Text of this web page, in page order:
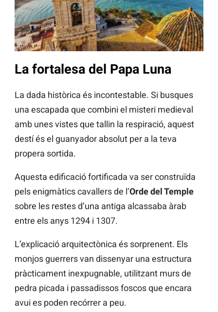
La fortalesa del Papa Luna
La dada històrica és incontestable. Si busques
una escapada que combini el misteri medieval
amb unes vistes que tallin la respiració, aquest
destí és el guanyador absolut per a la teva
propera sortida.
Aquesta edificació fortificada va ser construïda
pels enigmàtics cavallers de l’Orde del Temple
sobre les restes d’una antiga alcassaba àrab
entre els anys 1294 i 1307.
L’explicació arquitectònica és sorprenent. Els
monjos guerrers van dissenyar una estructura
pràcticament inexpugnable, utilitzant murs de
pedra picada i passadissos foscos que encara
avui es poden recórrer a peu.